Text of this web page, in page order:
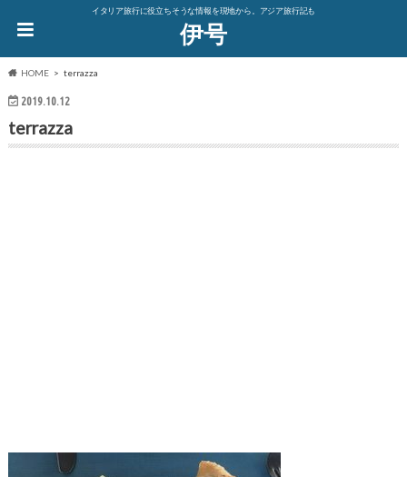
イタリア旅行に役立ちそうな情報を現地から。アジア旅行記も
伊号
HOME terrazza
2019.10.12
terrazza